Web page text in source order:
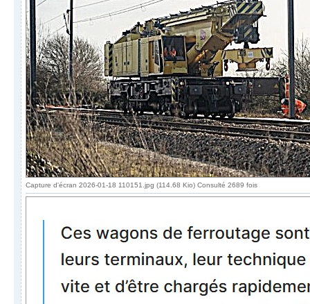
Capture d'écran 2026-01-18 110151.jpg (114.68 Kio) Consulté 2689 fois